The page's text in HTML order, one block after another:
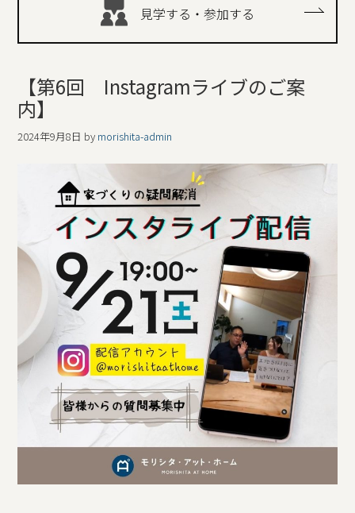
見学する・参加する
【第6回 Instagramライブのご案
内】
2024年9月8日 by morishita-admin